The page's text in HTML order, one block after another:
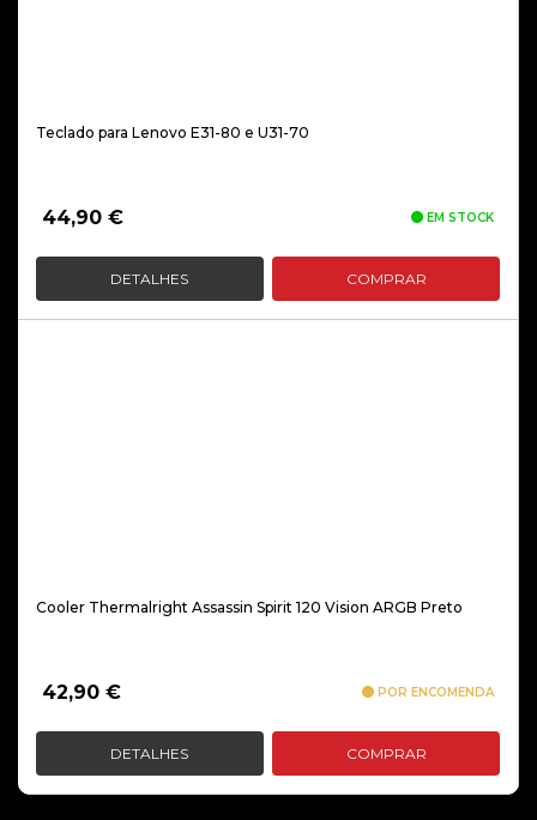
Teclado para Lenovo E31-80 e U31-70
44,90 € EM STOCK
DETALHES COMPRAR
Cooler Thermalright Assassin Spirit 120 Vision ARGB Preto
42,90 € POR ENCOMENDA
DETALHES COMPRAR